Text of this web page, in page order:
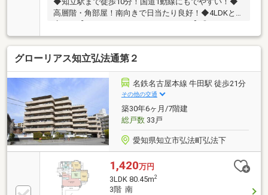
高層階・角部屋！南向きで日当たり良好！◆4LDKと
ションが出来るお部屋をお探しの方！◎通勤・通学に
便利なお部屋をお探しの方！※ＨＯＭＥＴＯＷＮでリ
ノベーションをしていただける方への販売になりま
す！◆◇◆◇物件見学 予約 受付中◇◆◇◆ゆっ
くりご見学いただく為、１組ずつご案内させていただ
いております。事前にご予約をお願いいたします。
【お問い合わせ窓口】TEL：0120-34-0909
グローリアス知立弘法通第２
名鉄名古屋本線 牛田駅 徒歩21分
その他の交通
築30年6ヶ月/7階建
総戸数33戸
愛知県知立市弘法町弘法下
1,420万円
3LDK 80.45m2
3階 南